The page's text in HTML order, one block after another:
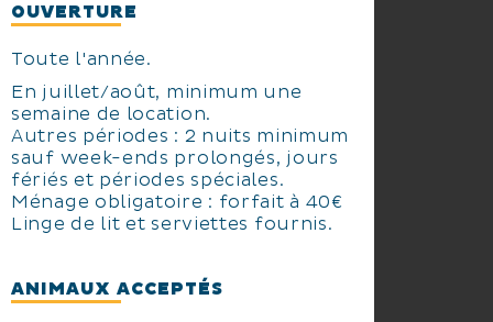
OUVERTURE
Toute l'année.
En juillet/août, minimum une
semaine de location.
Autres périodes : 2 nuits minimum
sauf week-ends prolongés, jours
fériés et périodes spéciales.
Ménage obligatoire : forfait à 40€
Linge de lit et serviettes fournis.
ANIMAUX ACCEPTÉS